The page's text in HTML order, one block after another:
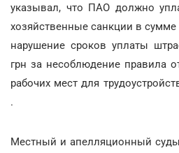
указывал, что ПАО должно
хозяйственные санкции в сумме
нарушение сроков уплаты
грн за несоблюдение правила
рабочих мест для
.
Местный и апелляционный